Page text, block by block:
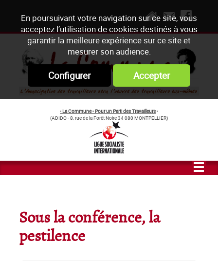
En poursuivant votre navigation sur ce site, vous
acceptez l’utilisation de cookies destinés à vous
garantir la meilleure expérience sur ce site et
mesurer son audience.
Configurer Accepter
- La Commune - Pour un Parti des Travailleurs-
(ADIDO - 8, rue de la Forêt Noire 34 080 MONTPELLIER)
Sous la conférence, la
pestilence